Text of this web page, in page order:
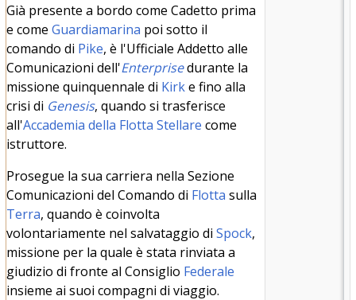
Già presente a bordo come Cadetto prima
e come Guardiamarina poi sotto il
comando di Pike, è l'Ufficiale Addetto alle
Comunicazioni dell'Enterprisedurante la
missione quinquennale di Kirke fino alla
crisi di Genesis, quando si trasferisce
all'Accademia della Flotta Stellare come
istruttore.
Prosegue la sua carriera nella Sezione
Comunicazioni del Comando di Flotta sulla
Terra, quando è coinvolta
volontariamente nel salvataggio di Spock,
missione per la quale è stata rinviata a
giudizio di fronte al Consiglio Federale
insieme ai suoi compagni di viaggio.